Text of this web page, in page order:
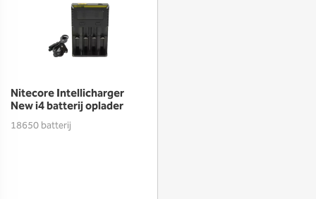
Nitecore Intellicharger
New i4 batterij oplader
18650 batterij